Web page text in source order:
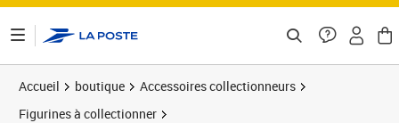
Accueil boutique
Accessoires collectionneurs
Figurines à collectionner